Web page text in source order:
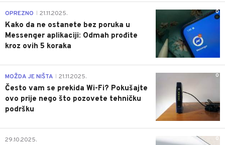
0
OPREZNO 21.11.2025.
Kako da ne ostanete bez poruka u
Messenger aplikaciji: Odmah prođite
kroz ovih 5 koraka
0
MOŽDA JE NIŠTA 21.11.2025.
Često vam se prekida Wi-Fi? Pokušajte
ovo prije nego što pozovete tehničku
podršku
0
29.10.2025.